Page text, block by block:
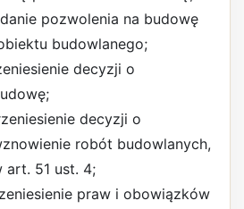
pozwolenia na budowę
budowlanego;
decyzji o
decyzji o
robót budowlanych,
art. 51 ust. 4;
praw i obowiązków